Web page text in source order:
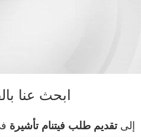
ابحث عنا
إلى تقديم طلب فيتنام تأشيرة